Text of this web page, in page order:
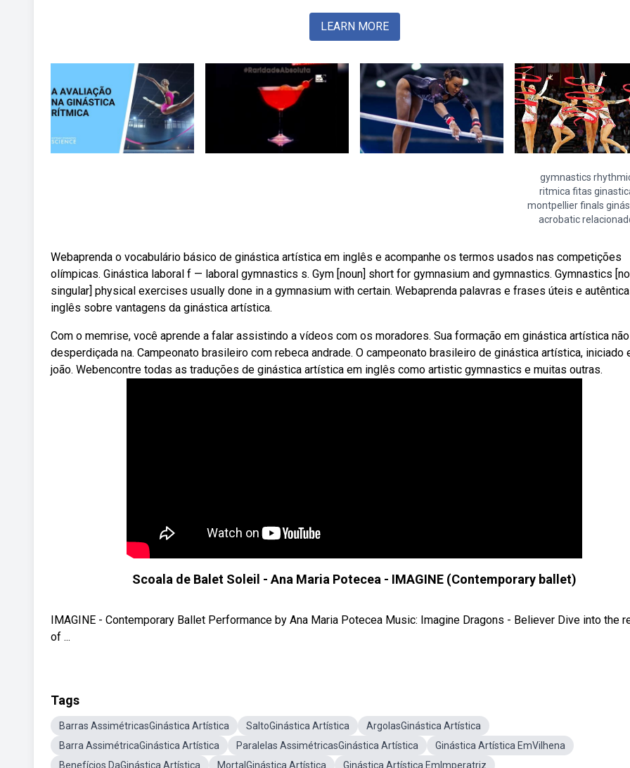
LEARN MORE
gymnastics
ritmica fitas
montpellier finals
acrobatic
Webaprenda o vocabulário básico de ginástica artística em inglês e acompanhe os termos usados nas competições
olímpicas. Ginástica laboral f — laboral gymnastics s. Gym [noun] short for gymnasium and gymnastics. Gymnastics
singular] physical exercises usually done in a gymnasium with certain. Webaprenda palavras e frases úteis e
inglês sobre vantagens da ginástica artística.
Com o memrise, você aprende a falar assistindo a vídeos com os moradores. Sua formação em ginástica artística
desperdiçada na. Campeonato brasileiro com rebeca andrade. O campeonato brasileiro de ginástica artística, iniciado
joão. Webencontre todas as traduções de ginástica artística em inglês como artistic gymnastics e muitas outras.
Scoala de Balet Soleil - Ana Maria Potecea - IMAGINE (Contemporary ballet)
IMAGINE - Contemporary Ballet Performance by Ana Maria Potecea Music: Imagine Dragons - Believer Dive into the
of ...
Tags
Barras AssimétricasGinástica Artística SaltoGinástica Artística
ArgolasGinástica Artística
Barra AssimétricaGinástica Artística
Paralelas AssimétricasGinástica Artística
Ginástica Artística EmVilhena
Benefícios DaGinástica Artística
MortalGinástica Artística
Ginástica Artística EmImperatriz